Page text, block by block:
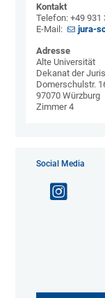
Kontakt
Telefon: +49 931
E-Mail:
jura-
Adresse
Alte Universität
Dekanat der
Domerschulstr.
97070 Würzburg
Zimmer 4
Social Media